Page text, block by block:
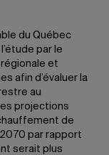
du Québec
par le
et
afin d’évaluer la
au
projections
de
par rapport
serait plus